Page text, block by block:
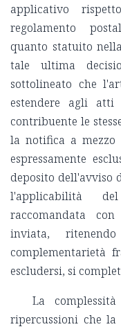
applicativo
regolamento
quanto statuito
tale ultima
sottolineato che
estendere agli
contribuente le
la notifica a
espressamente
deposito dell'avviso
l'applicabilità
raccomandata
inviata,
complementarietà
escludersi, si
La
ripercussioni che